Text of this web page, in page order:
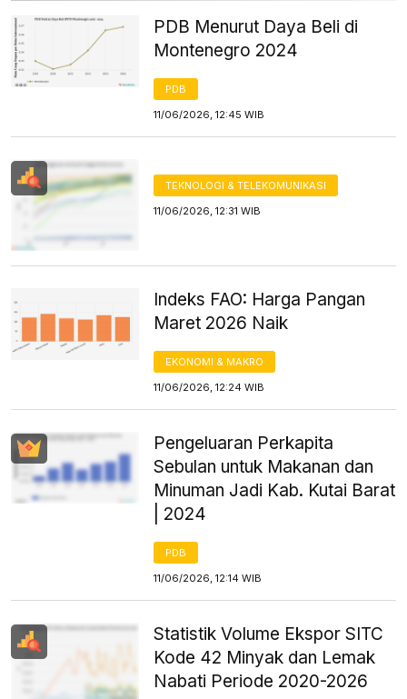
PDB Menurut Daya Beli di
Montenegro 2024
PDB
11/06/2026, 12:45 WIB
TEKNOLOGI & TELEKOMUNIKASI
11/06/2026, 12:31 WIB
Indeks FAO: Harga Pangan
Maret 2026 Naik
EKONOMI & MAKRO
11/06/2026, 12:24 WIB
Pengeluaran Perkapita
Sebulan untuk Makanan dan
Minuman Jadi Kab. Kutai Barat
| 2024
PDB
11/06/2026, 12:14 WIB
Statistik Volume Ekspor SITC
Kode 42 Minyak dan Lemak
Nabati Periode 2020-2026